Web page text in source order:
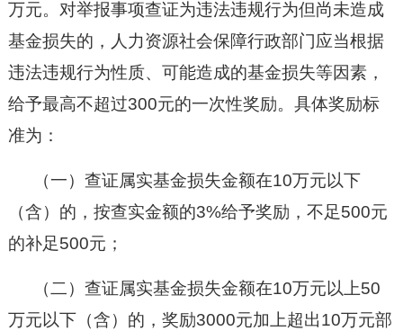
万元。对举报事项查证为违法违规行为但尚未造成
基金损失的，人力资源社会保障行政部门应当根据
违法违规行为性质、可能造成的基金损失等因素，
给予最高不超过300元的一次性奖励。具体奖励标
准为：
（一） 查证属实基金损失金额在10万元以下
（含）的，按查实金额的3%给予奖励，不足500元
的补足500元；
（二） 查证属实基金损失金额在10万元以上50
万元以下（含）的，奖励3000元加上超出10万元部